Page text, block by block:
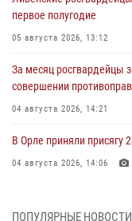
первое полугодие
05 августа 2026, 13:12
За месяц росгвардейцы
совершении
04 августа 2026, 14:21
В Орле приняли присягу
04 августа 2026, 14:06
предоставлении госуслуг
ПОПУЛЯРНЫЕ НОВОСТИ